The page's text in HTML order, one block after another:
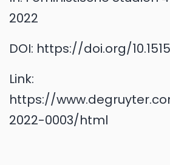
2022
DOI: https://doi.org/
Link:
https://
2022-0003/html